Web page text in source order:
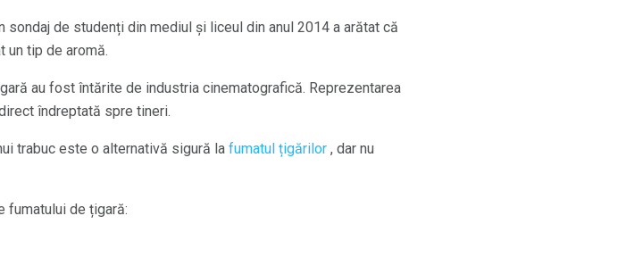
de studenți din mediul și liceul din anul 2014 a arătat că
un tip de aromă.
au fost întărite de industria cinematografică. Reprezentarea
îndreptată spre tineri.
trabuc este o alternativă sigură la fumatul țigărilor , dar nu
fumatului de țigară: